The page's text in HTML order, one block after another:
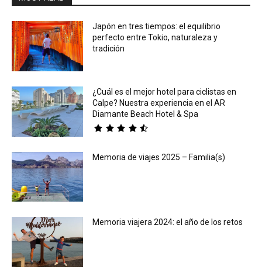
Japón en tres tiempos: el equilibrio
perfecto entre Tokio, naturaleza y
tradición
¿Cuál es el mejor hotel para ciclistas en
Calpe? Nuestra experiencia en el AR
Diamante Beach Hotel & Spa
Memoria de viajes 2025 – Familia(s)
Memoria viajera 2024: el año de los retos